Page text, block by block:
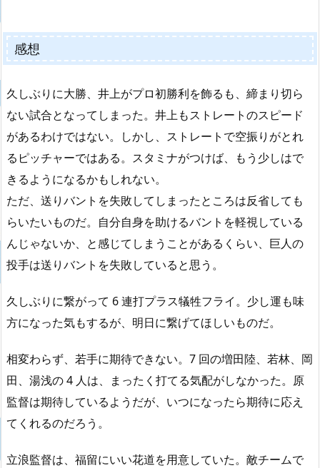
感想
久しぶりに大勝、井上がプロ初勝利を飾るも、締まり切ら
ない試合となってしまった。井上もストレートのスピード
があるわけではない。しかし、ストレートで空振りがとれ
るピッチャーではある。スタミナがつけば、もう少しはで
きるようになるかもしれない。
ただ、送りバントを失敗してしまったところは反省しても
らいたいものだ。自分自身を助けるバントを軽視している
んじゃないか、と感じてしまうことがあるくらい、巨人の
投手は送りバントを失敗していると思う。
久しぶりに繋がって 6 連打プラス犠牲フライ。少し運も味
方になった気もするが、明日に繋げてほしいものだ。
相変わらず、若手に期待できない。7 回の増田陸、若林、岡
田、湯浅の 4 人は、まったく打てる気配がしなかった。原
監督は期待しているようだが、いつになったら期待に応え
てくれるのだろう。
立浪監督は、福留にいい花道を用意していた。敵チームで